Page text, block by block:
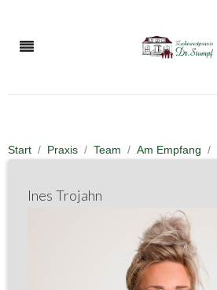
Start Praxis Team Am Empfang
Ines Trojahn